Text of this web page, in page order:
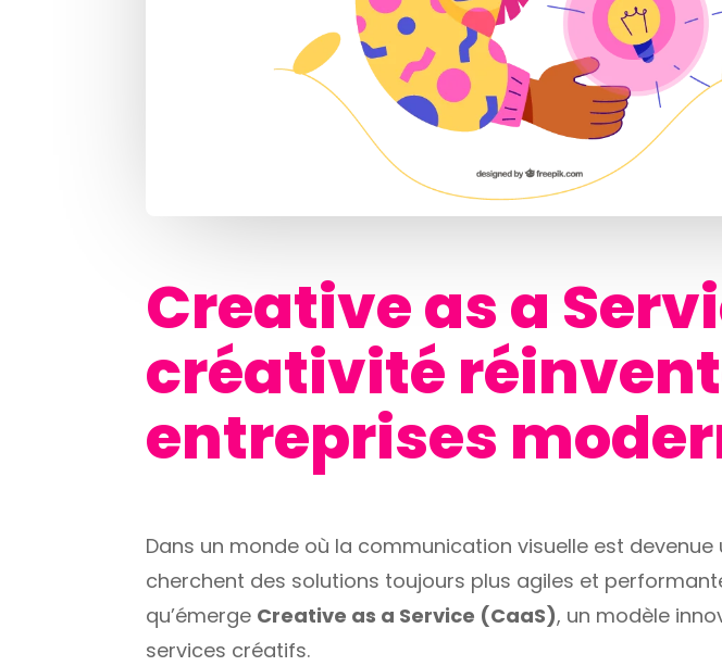
Creative as a
créativité
entreprises
Dans un monde où la communication visuelle est
cherchent des solutions toujours plus agiles et
qu’émerge Creative as a Service (CaaS), un modèle
services créatifs.